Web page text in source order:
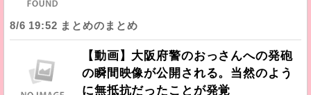
8/6 19:52 まとめのまとめ
【動画】大阪府警のおっさんへの発砲
の瞬間映像が公開される。当然のよう
に無抵抗だったことが発覚